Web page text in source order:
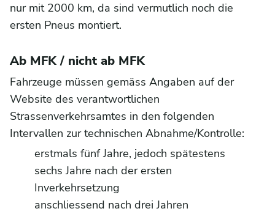
nur mit 2000 km, da sind vermutlich noch die
ersten Pneus montiert.
Ab MFK / nicht ab MFK
Fahrzeuge müssen gemäss Angaben auf der
Website des verantwortlichen
Strassenverkehrsamtes in den folgenden
Intervallen zur technischen Abnahme/Kontrolle:
erstmals fünf Jahre, jedoch spätestens
sechs Jahre nach der ersten
Inverkehrsetzung
anschliessend nach drei Jahren